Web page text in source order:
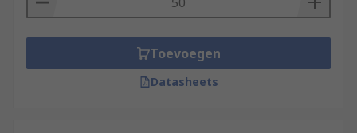
Toevoegen
Datasheets